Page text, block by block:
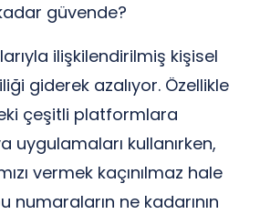
güvende?
ilişkilendirilmiş kişisel
giderek azalıyor. Özellikle
çeşitli platformlara
uygulamaları kullanırken,
vermek kaçınılmaz hale
numaraların ne kadarının